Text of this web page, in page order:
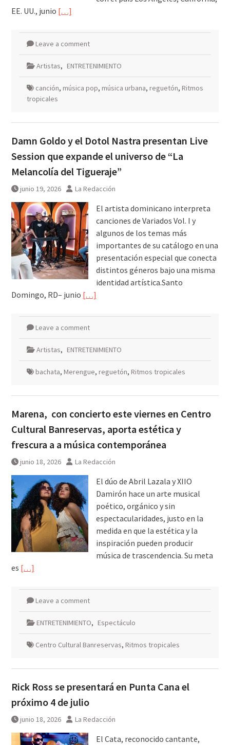
EE. UU., junio […]
Leave a comment
Artistas, ENTRETENIMIENTO
canción, música pop, música urbana, reguetón, Ritmos
tropicales
Damn Goldo y el Dotol Nastra presentan Live
Session que expande el universo de “La
Melancolía del Tigueraje”
junio 19, 2026 La Redacción
El artista dominicano interpreta
canciones de Variados Vol. I y
algunos de los temas más
importantes de su catálogo en una
presentación especial que conecta
distintos géneros bajo una misma
identidad artística.Santo
Domingo, RD– junio […]
Leave a comment
Artistas, ENTRETENIMIENTO
bachata, Merengue, reguetón, Ritmos tropicales
Marena, con concierto este viernes en Centro
Cultural Banreservas, aporta estética y
frescura a a música contemporánea
junio 18, 2026 La Redacción
El dúo de Abril Lazala y XIIO
Damirón hace un arte musical
poético, orgánico y sin
espectacularidades, justo en la
medida en que la estética y la
inspiración pueden producir
música de trascendencia. Su meta
es […]
Leave a comment
ENTRETENIMIENTO, Espectáculo
Centro Cultural Banreservas, Ritmos tropicales
Rick Ross se presentará en Punta Cana el
próximo 4 de julio
junio 18, 2026 La Redacción
El Cata, reconocido cantante,